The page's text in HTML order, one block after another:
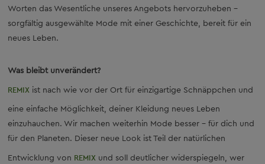
Worten das Wesentliche unseres Angebots hervorzuheben –
sorgfältig ausgewählte Mode mit einer Geschichte, bereit für ein
neues Leben.
Was bleibt unverändert?
REMIX ist nach wie vor der Ort für einzigartige Schnäppchen und
eine einfache Möglichkeit, deiner Kleidung neues Leben
einzuhauchen. Wir machen weiterhin Mode besser – für dich und
für den Planeten. Dieser neue Look ist Teil der natürlichen
Entwicklung von REMIX und soll deutlicher widerspiegeln, wer